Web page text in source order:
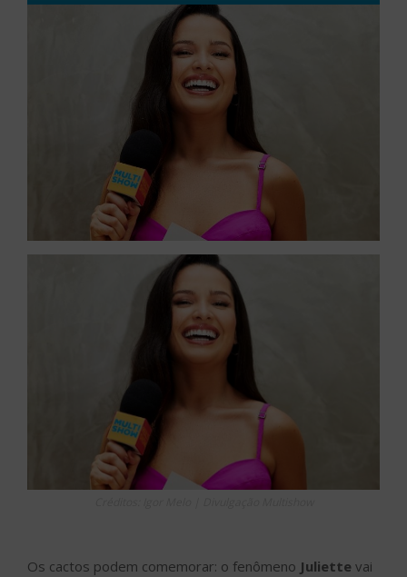
Os cactos podem comemorar: o fenômeno Juliette vai